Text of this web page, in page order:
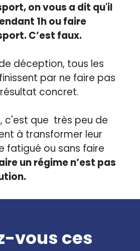
on vous a dit qu'il
1h ou faire
C’est faux.
déception, tous les
par ne faire pas
concret.
c'est que très peu de
à transformer leur
fatigué ou sans faire
un régime n’est pas
vous ces